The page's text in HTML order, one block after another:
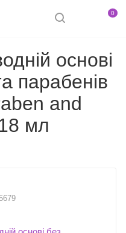
0
основі
парабенів
and
мл